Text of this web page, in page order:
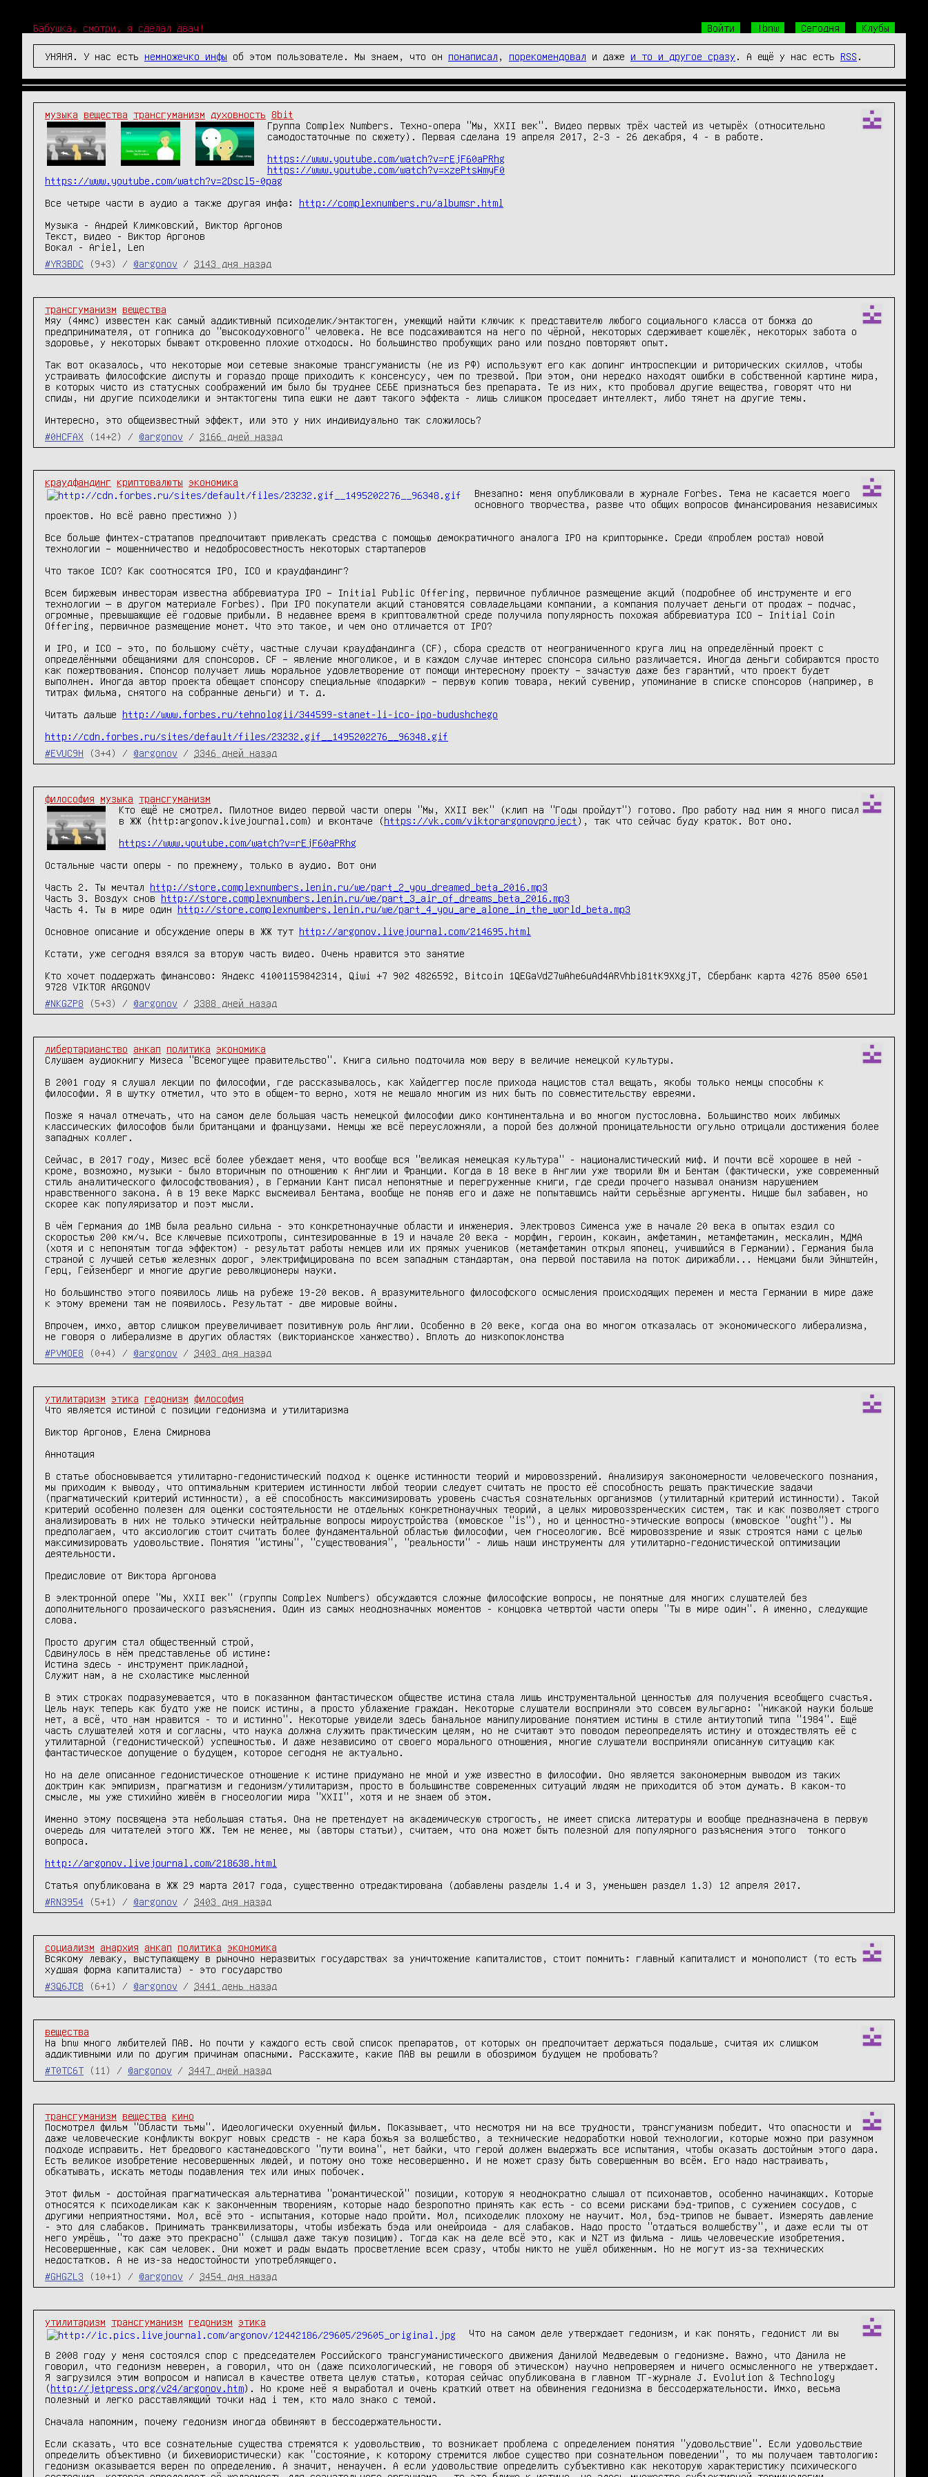
Бабушка, смотри, я сделал двач! Войти !bnw Сегодня Клубы
УНЯНЯ. У нас есть немножечко инфы об этом пользователе. Мы знаем, что он понаписал порекомендовал и даже и то и другое сразу . А ещё у нас есть RSS
музыка вещества трансгуманизм духовность
8bit
Группа Complex Numbers. Техно-опера "Мы, XXII век". Видео первых трёх частей из четырёх (относительно
самодостаточные по сюжету). Первая сделана 19 апреля 2017, 2-3 - 26 декабря, 4 - в работе.
https://www.youtube.com/watch?v=rEjF60aPRhg
https://www.youtube.com/watch?v=xzePtsWmyF0
https://www.youtube.com/watch?v=2Dscl5-0pag
Все четыре части в аудио а также другая инфа: http://complexnumbers.ru/albumsr.html
Музыка - Андрей Климковский, Виктор Аргонов
Текст, видео - Виктор Аргонов
Вокал - Ariel, Len
#YR3BDC
(9+3) / @argonov / 3143 дня назад
трансгуманизм
вещества
Мяу (4ммс) известен как самый аддиктивный психоделик/энтактоген, умеющий найти ключик к представителю любого социального класса от бомжа до
предпринимателя, от гопника до "высокодуховного" человека. Не все подсаживаются на него по чёрной, некоторых сдерживает кошелёк, некоторых забота о
здоровье, у некоторых бывают откровенно плохие отходосы. Но большинство пробующих рано или поздно повторяют опыт.
Так вот оказалось, что некоторые мои сетевые знакомые трансгуманисты (не из РФ) используют его как допинг интроспекции и риторических скиллов, чтобы
устраивать философские диспуты и гораздо проще приходить к консенсусу, чем по трезвой. При этом, они нередко находят ошибки в собственной картине мира,
в которых чисто из статусных соображений им было бы труднее СЕБЕ признаться без препарата. Те из них, кто пробовал другие вещества, говорят что ни
спиды, ни другие психоделики и энтактогены типа ешки не дают такого эффекта - лишь слишком проседает интеллект, либо тянет на другие темы.
Интересно, это общеизвестный эффект, или это у них индивидуально так сложилось?
#0HCFAX
(14+2) / @argonov / 3166 дней назад
краудфандинг криптовалюты
экономика
Внезапно: меня опубликовали в журнале Forbes. Тема не касается моего
основного творчества, разве что общих вопросов финансирования независимых
проектов. Но всё равно престижно ))
Все больше финтех-стратапов предпочитают привлекать средства с помощью демократичного аналога IPO на крипторынке. Среди «проблем роста» новой
технологии – мошенничество и недобросовестность некоторых стартаперов
Что такое ICO? Как соотносятся IPO, ICO и краудфандинг?
Всем биржевым инвесторам известна аббревиатура IPO – Initial Public Offering, первичное публичное размещение акций (подробнее об инструменте и его
технологии — в другом материале Forbes). При IPO покупатели акций становятся совладельцами компании, а компания получает деньги от продаж – подчас,
огромные, превышающие её годовые прибыли. В недавнее время в криптовалютной среде получила популярность похожая аббревиатура ICO – Initial Coin
Offering, первичное размещение монет. Что это такое, и чем оно отличается от IPO?
И IPO, и ICO – это, по большому счёту, частные случаи краудфандинга (CF), сбора средств от неограниченного круга лиц на определённый проект с
определёнными обещаниями для спонсоров. CF – явление многоликое, и в каждом случае интерес спонсора сильно различается. Иногда деньги собираются просто
как пожертвования. Спонсор получает лишь моральное удовлетворение от помощи интересному проекту – зачастую даже без гарантий, что проект будет
выполнен. Иногда автор проекта обещает спонсору специальные «подарки» – первую копию товара, некий сувенир, упоминание в списке спонсоров (например, в
титрах фильма, снятого на собранные деньги) и т. д.
Читать дальше http://www.forbes.ru/tehnologii/344599-stanet-li-ico-ipo-budushchego
http://cdn.forbes.ru/sites/default/files/23232.gif__1495202276__96348.gif
#EVUC9H
(3+4) / @argonov / 3346 дней назад
философия музыка
трансгуманизм
Кто ещё не смотрел. Пилотное видео первой части оперы "Мы, XXII век" (клип на "Годы пройдут") готово. Про работу над ним я много писал
в ЖЖ (http:argonov.kivejournal.com) и вконтаче (https://vk.com/viktorargonovproject ), так что сейчас буду краток. Вот оно.
https://www.youtube.com/watch?v=rEjF60aPRhg
Остальные части оперы - по прежнему, только в аудио. Вот они
Часть 2. Ты мечтал http://store.complexnumbers.lenin.ru/we/part_2_you_dreamed_beta_2016.mp3
Часть 3. Воздух снов http://store.complexnumbers.lenin.ru/we/part_3_air_of_dreams_beta_2016.mp3
Часть 4. Ты в мире один http://store.complexnumbers.lenin.ru/we/part_4_you_are_alone_in_the_world_beta.mp3
Основное описание и обсуждение оперы в ЖЖ тут http://argonov.livejournal.com/214695.html
Кстати, уже сегодня взялся за вторую часть видео. Очень нравится это занятие
Кто хочет поддержать финансово: Яндекс 41001159842314, Qiwi +7 902 4826592, Bitcoin 1QEGaVdZ7wAhe6uAd4ARVhbi81tK9XXgjT, Сбербанк карта 4276 8500 6501
#NKGZP8
(5+3) / @argonov / 3388 дней назад
либертарианство анкап политика
экономика
Слушаем аудиокнигу Мизеса "Всемогущее правительство". Книга сильно подточила мою веру в величие немецкой культуры.
В 2001 году я слушал лекции по философии, где рассказывалось, как Хайдеггер после прихода нацистов стал вещать, якобы только немцы способны к
философии. Я в шутку отметил, что это в общем-то верно, хотя не мешало многим из них быть по совместительству евреями.
Позже я начал отмечать, что на самом деле большая часть немецкой философии дико континентальна и во многом пустословна. Большинство моих любимых
классических философов были британцами и французами. Немцы же всё переусложняли, а порой без должной проницательности огульно отрицали достижения более
западных коллег.
Сейчас, в 2017 году, Мизес всё более убеждает меня, что вообще вся "великая немецкая культура" - националистический миф. И почти всё хорошее в ней -
кроме, возможно, музыки - было вторичным по отношению к Англии и Франции. Когда в 18 веке в Англии уже творили Юм и Бентам (фактически, уже современный
стиль аналитического философствования), в Германии Кант писал непонятные и перегруженные книги, где среди прочего называл онанизм нарушением
нравственного закона. А в 19 веке Маркс высмеивал Бентама, вообще не поняв его и даже не попытавшись найти серьёзные аргументы. Ницше был забавен, но
скорее как популяризатор и поэт мысли.
В чём Германия до 1МВ была реально сильна - это конкретнонаучные области и инженерия. Электровоз Сименса уже в начале 20 века в опытах ездил со
скоростью 200 км/ч. Все ключевые психотропы, синтезированные в 19 и начале 20 века - морфин, героин, кокаин, амфетамин, метамфетамин, мескалин, МДМА
(хотя и с непонятым тогда эффектом) - результат работы немцев или их прямых учеников (метамфетамин открыл японец, учившийся в Германии). Германия была
страной с лучшей сетью железных дорог, электрифицирована по всем западным стандартам, она первой поставила на поток дирижабли... Немцами были Эйнштейн,
Герц, Гейзенберг и многие другие революционеры науки.
Но большинство этого появилось лишь на рубеже 19-20 веков. А вразумительного философского осмысления происходящих перемен и места Германии в мире даже
к этому времени там не появилось. Результат - две мировые войны.
Впрочем, имхо, автор слишком преувеличивает позитивную роль Англии. Особенно в 20 веке, когда она во многом отказалась от экономического либерализма,
#PVMOE8
(0+4) / @argonov / 3403 дня назад
утилитаризм этика гедонизм
философия
Что является истиной с позиции гедонизма и утилитаризма
Виктор Аргонов, Елена Смирнова
Аннотация
В статье обосновывается утилитарно-гедонистический подход к оценке истинности теорий и мировоззрений. Анализируя закономерности человеческого познания,
мы приходим к выводу, что оптимальным критерием истинности любой теории следует считать не просто её способность решать практические задачи
(прагматический критерий истинности), а её способность максимизировать уровень счастья сознательных организмов (утилитарный критерий истинности). Такой
критерий особенно полезен для оценки состоятельности не отдельных конкретнонаучных теорий, а целых мировоззренческих систем, так и как позволяет строго
анализировать в них не только этически нейтральные вопросы мироустройства (юмовское "is"), но и ценностно-этические вопросы (юмовское "ought"). Мы
предполагаем, что аксиологию стоит считать более фундаментальной областью философии, чем гносеологию. Всё мировоззрение и язык строятся нами с целью
максимизировать удовольствие. Понятия "истины", "существования", "реальности" - лишь наши инструменты для утилитарно-гедонистической оптимизации
деятельности.
Предисловие от Виктора Аргонова
В электронной опере "Мы, XXII век" (группы Complex Numbers) обсуждаются сложные философские вопросы, не понятные для многих слушателей без
дополнительного прозаического разъяснения. Один из самых неоднозначных моментов - концовка четвртой части оперы "Ты в мире один". А именно, следующие
слова.
Просто другим стал общественный строй,
Сдвинулось в нём представленье об истине:
Истина здесь - инструмент прикладной,
Служит нам, а не схоластике мысленной
В этих строках подразумевается, что в показанном фантастическом обществе истина стала лишь инструментальной ценностью для получения всеобщего счастья.
Цель наук теперь как будто уже не поиск истины, а просто ублажение граждан. Некоторые слушатели восприняли это совсем вульгарно: "никакой науки больше
нет, а всё, что нам нравится - то и истинно". Некоторые увидели здесь банальное манипулирование понятием истины в стиле антиутопий типа "1984". Ещё
часть слушателей хотя и согласны, что наука должна служить практическим целям, но не считают это поводом переопределять истину и отождествлять её с
утилитарной (гедонистической) успешностью. И даже независимо от своего морального отношения, многие слушатели восприняли описанную ситуацию как
фантастическое допущение о будущем, которое сегодня не актуально.
Но на деле описанное гедонистическое отношение к истине придумано не мной и уже известно в философии. Оно является закономерным выводом из таких
доктрин как эмпиризм, прагматизм и гедонизм/утилитаризм, просто в большинстве современных ситуаций людям не приходится об этом думать. В каком-то
смысле, мы уже стихийно живём в гносеологии мира "XXII", хотя и не знаем об этом.
Именно этому посвящена эта небольшая статья. Она не претендует на академическую строгость, не имеет списка литературы и вообще предназначена в первую
очередь для читателей этого ЖЖ. Тем не менее, мы (авторы статьи), считаем, что она может быть полезной для популярного разъяснения этого  тонкого
вопроса.
http://argonov.livejournal.com/218638.html
Статья опубликована в ЖЖ 29 марта 2017 года, существенно отредактирована (добавлены разделы 1.4 и 3, уменьшен раздел 1.3) 12 апреля 2017.
#RN3954
(5+1) / @argonov / 3403 дня назад
социализм анархия анкап политика
экономика
Всякому леваку, выступающему в рыночно неразвитых государствах за уничтожение капиталистов, стоит помнить: главный капиталист и монополист (то есть
худшая форма капиталиста) - это государство
#3Q6JCB
(6+1) / @argonov / 3441 день назад
вещества
На bnw много любителей ПАВ. Но почти у каждого есть свой список препаратов, от которых он предпочитает держаться подальше, считая их слишком
аддиктивными или по другим причинам опасными. Расскажите, какие ПАВ вы решили в обозримом будущем не пробовать?
#T0TC6T
(11) / @argonov / 3447 дней назад
трансгуманизм вещества
кино
Посмотрел фильм "Области тьмы". Идеологически охуенный фильм. Показывает, что несмотря ни на все трудности, трансгуманизм победит. Что опасности и
даже человеческие конфликты вокруг новых средств - не кара божья за волшебство, а технические недоработки новой технологии, которые можно при разумном
подходе исправить. Нет бредового кастанедовского "пути воина", нет байки, что герой должен выдержать все испытания, чтобы оказать достойным этого дара.
Есть великое изобретение несовершенных людей, и потому оно тоже несовершенно. И не может сразу быть совершенным во всём. Его надо настраивать,
обкатывать, искать методы подавления тех или иных побочек.
Этот фильм - достойная прагматическая альтернатива "романтической" позиции, которую я неоднократно слышал от психонавтов, особенно начинающих. Которые
относятся к психоделикам как к законченным творениям, которые надо безропотно принять как есть - со всеми рисками бэд-трипов, с сужением сосудов, с
другими неприятностями. Мол, всё это - испытания, которые надо пройти. Мол, психоделик плохому не научит. Мол, бэд-трипов не бывает. Измерять давление
- это для слабаков. Принимать транквилизаторы, чтобы избежать бэда или онейроида - для слабаков. Надо просто "отдаться волшебству", и даже если ты от
него умрёшь, "то даже это прекрасно" (слышал даже такую позицию). Тогда как на деле всё это, как и NZT из фильма - лишь человеческие изобретения.
Несовершенные, как сам человек. Они может и рады выдать просветление всем сразу, чтобы никто не ушёл обиженным. Но не могут из-за технических
недостатков. А не из-за недостойности употребляющего.
#GHGZL3
(10+1) / @argonov / 3454 дня назад
утилитаризм трансгуманизм гедонизм
этика
Что на самом деле утверждает гедонизм, и как понять, гедонист ли вы
В 2008 году у меня состоялся спор с председателем Российского трансгуманистического движения Данилой Медведевым о гедонизме. Важно, что Данила не
говорил, что гедонизм неверен, а говорил, что он (даже психологический, не говоря об этическом) научно непроверяем и ничего осмысленного не утверждает.
Я загрузился этим вопросом и написал в качестве ответа целую статью, которая сейчас опубликована в главном ТГ-журнале J. Evolution & Technology
(http://jetpress.org/v24/argonov.htm). Но кроме неё я выработал и очень краткий ответ на обвинения гедонизма в бессодержательности. Имхо, весьма
полезный и легко расставляющий точки над i тем, кто мало знако с темой.
Сначала напомним, почему гедонизм иногда обвиняют в бессодержательности.
Если сказать, что все сознательные существа стремятся к удовольствию, то возникает проблема с определением понятия "удовольствие". Если удовольствие
определить объективно (и бихевиористически) как "состояние, к которому стремится любое существо при сознательном поведении", то мы получаем тавтологию:
гедонизм оказывается верен по определению. А значит, ненаучен. А если удовольствие определить субъективно как некоторую характеристику психического